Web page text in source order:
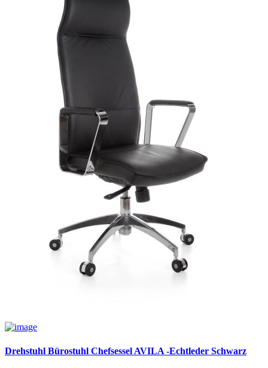
Drehstuhl Bürostuhl Chefsessel AVILA -Echtleder Schwarz